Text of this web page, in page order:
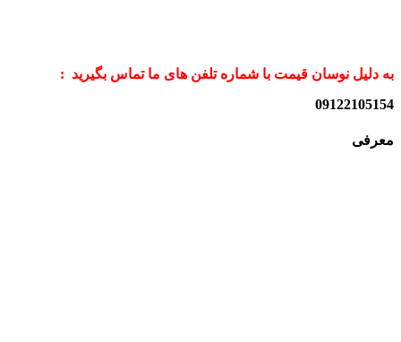
به دلیل نوسان قیمت با شماره تلفن های ما تماس بگیرید :
09122105154
معرفی